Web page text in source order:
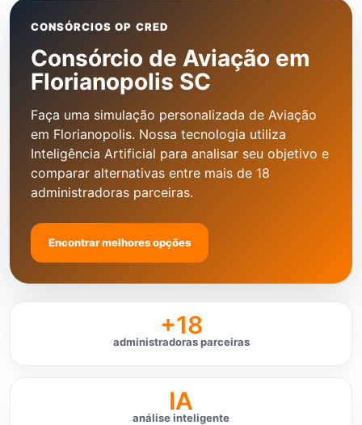
CONSÓRCIOS OP CRED
Consórcio de Aviação em
Florianopolis SC
Faça uma simulação personalizada de Aviação
em Florianopolis. Nossa tecnologia utiliza
Inteligência Artificial para analisar seu objetivo e
comparar alternativas entre mais de 18
administradoras parceiras.
Encontrar melhores opções
+18
administradoras parceiras
IA
análise inteligente